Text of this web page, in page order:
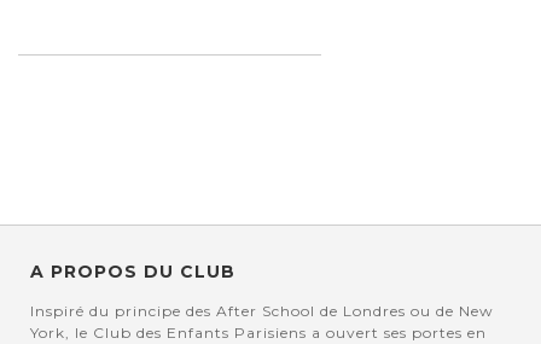
A PROPOS DU CLUB
Inspiré du principe des After School de Londres ou de New
York, le Club des Enfants Parisiens a ouvert ses portes en